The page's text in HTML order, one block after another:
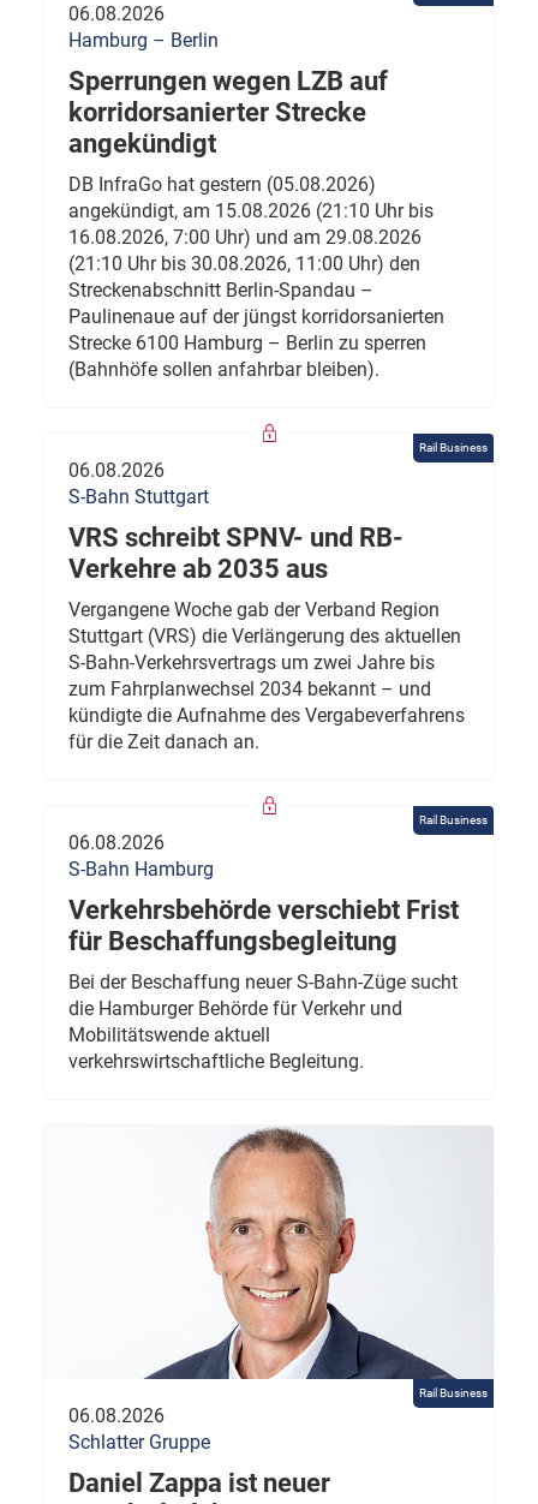
06.08.2026
Hamburg – Berlin
Sperrungen wegen LZB auf
korridorsanierter Strecke
angekündigt
DB InfraGo hat gestern (05.08.2026)
angekündigt, am 15.08.2026 (21:10 Uhr bis
16.08.2026, 7:00 Uhr) und am 29.08.2026
(21:10 Uhr bis 30.08.2026, 11:00 Uhr) den
Streckenabschnitt Berlin-Spandau –
Paulinenaue auf der jüngst korridorsanierten
Strecke 6100 Hamburg – Berlin zu sperren
(Bahnhöfe sollen anfahrbar bleiben).
Rail Business
06.08.2026
S-Bahn Stuttgart
VRS schreibt SPNV- und RB-
Verkehre ab 2035 aus
Vergangene Woche gab der Verband Region
Stuttgart (VRS) die Verlängerung des aktuellen
S-Bahn-Verkehrsvertrags um zwei Jahre bis
zum Fahrplanwechsel 2034 bekannt – und
kündigte die Aufnahme des Vergabeverfahrens
für die Zeit danach an.
Rail Business
06.08.2026
S-Bahn Hamburg
Verkehrsbehörde verschiebt Frist
für Beschaffungsbegleitung
Bei der Beschaffung neuer S-Bahn-Züge sucht
die Hamburger Behörde für Verkehr und
Mobilitätswende aktuell
verkehrswirtschaftliche Begleitung.
Rail Business
06.08.2026
Schlatter Gruppe
Daniel Zappa ist neuer